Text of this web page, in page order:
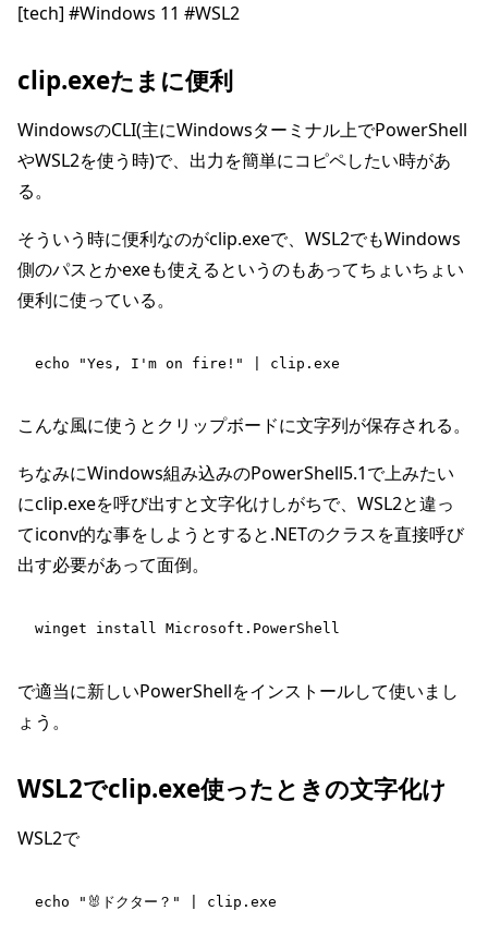
[tech] #Windows 11 #WSL2
clip.exeたまに便利
WindowsのCLI(主にWindowsターミナル上でPowerShell
やWSL2を使う時)で、出力を簡単にコピペしたい時があ
る。
そういう時に便利なのがclip.exeで、WSL2でもWindows
側のパスとかexeも使えるというのもあってちょいちょい
便利に使っている。
echo "Yes, I'm on fire!" | clip.exe
こんな風に使うとクリップボードに文字列が保存される。
ちなみにWindows組み込みのPowerShell5.1で上みたい
にclip.exeを呼び出すと文字化けしがちで、WSL2と違っ
てiconv的な事をしようとすると.NETのクラスを直接呼び
出す必要があって面倒。
winget install Microsoft.PowerShell
で適当に新しいPowerShellをインストールして使いまし
ょう。
WSL2でclip.exe使ったときの文字化け
WSL2で
echo "🐰ドクター？" | clip.exe